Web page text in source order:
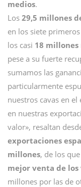
medios.
Los 29,5 millones
en los siete
los casi 18 millones
pese a su fuerte
sumamos las
particularmente
nuestros cavas en
en nuestras
valor», resaltan
exportaciones
millones, de los que
mejor venta de los
millones por las de